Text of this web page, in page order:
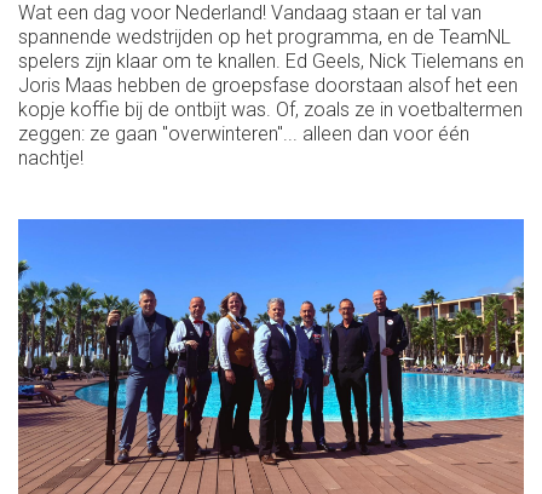
Wat een dag voor Nederland! Vandaag staan er tal van
spannende wedstrijden op het programma, en de TeamNL
spelers zijn klaar om te knallen. Ed Geels, Nick Tielemans en
Joris Maas hebben de groepsfase doorstaan alsof het een
kopje koffie bij de ontbijt was. Of, zoals ze in voetbaltermen
zeggen: ze gaan "overwinteren"... alleen dan voor één
nachtje!